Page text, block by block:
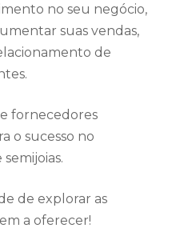
no seu negócio,
suas vendas,
de
fornecedores
o sucesso no
de explorar as
a oferecer!